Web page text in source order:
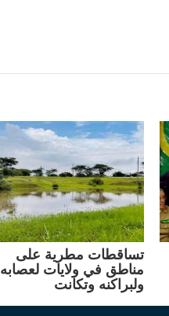
تساقطات مطرية على
مناطق في ولايات لعصابه
ولبراكنه وتكانت